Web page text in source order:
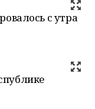
с утра